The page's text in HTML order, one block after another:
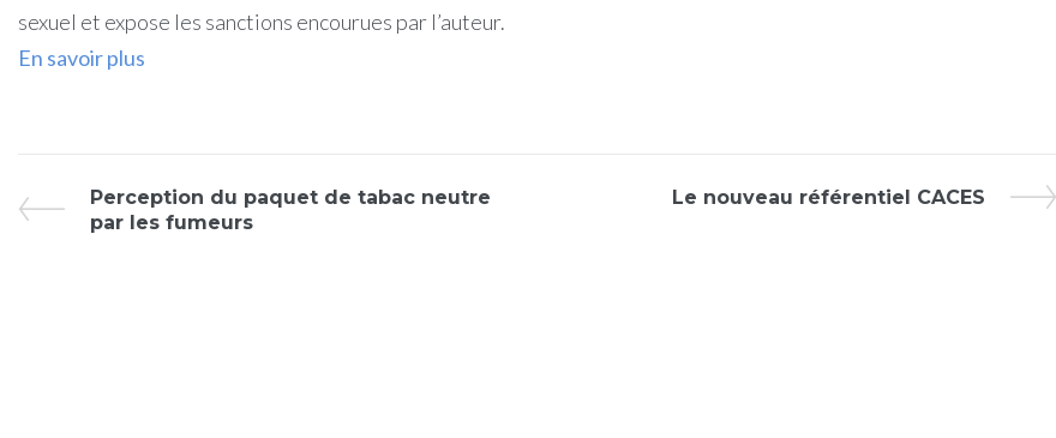
sexuel et expose les sanctions encourues par l’auteur.
En savoir plus
Perception du paquet de tabac neutre
par les fumeurs
Le nouveau référentiel CACES